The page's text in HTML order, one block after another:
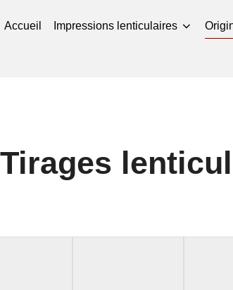
Accueil Impressions lenticulaires